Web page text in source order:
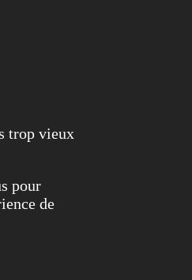
trop vieux
pour
de